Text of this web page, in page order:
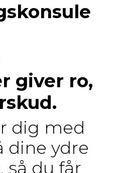
giver ro,
dig med
dine ydre
så du får